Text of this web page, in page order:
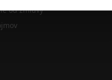
od zmluvy